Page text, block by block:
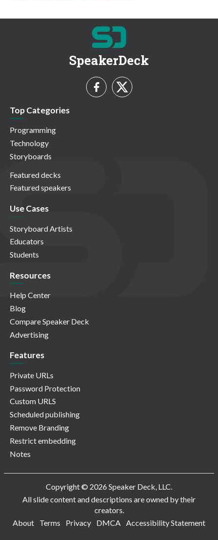
SpeakerDeck
Top Categories
Programming
Technology
Storyboards
Featured decks
Featured speakers
Use Cases
Storyboard Artists
Educators
Students
Resources
Help Center
Blog
Compare Speaker Deck
Advertising
Features
Private URLs
Password Protection
Custom URLS
Scheduled publishing
Remove Branding
Restrict embedding
Notes
Copyright © 2026 Speaker Deck, LLC.
All slide content and descriptions are owned by their
creators.
About
Terms Privacy DMCA Accessibility Statement